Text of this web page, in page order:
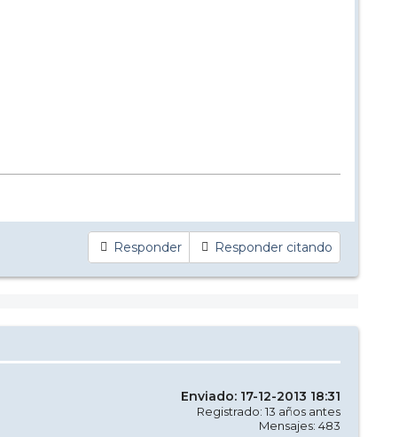
Responder Responder citando
Enviado: 17-12-2013 18:31
Registrado: 13 años antes
Mensajes: 483